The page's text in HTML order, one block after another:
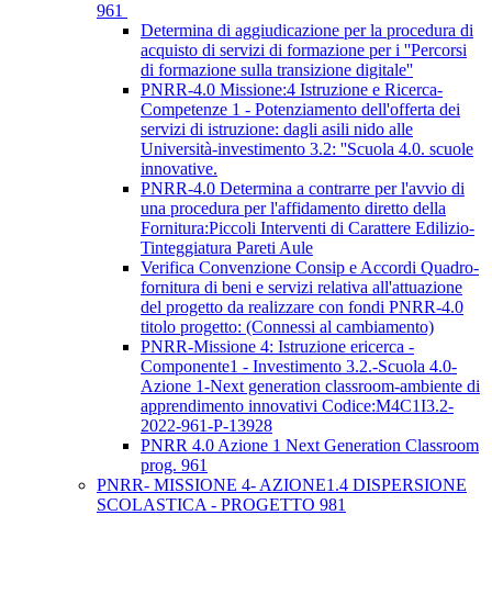
961
Determina di aggiudicazione per la procedura di
acquisto di servizi di formazione per i ''Percorsi
di formazione sulla transizione digitale''
PNRR-4.0 Missione:4 Istruzione e Ricerca-
Competenze 1 - Potenziamento dell'offerta dei
servizi di istruzione: dagli asili nido alle
Università-investimento 3.2: ''Scuola 4.0. scuole
innovative.
PNRR-4.0 Determina a contrarre per l'avvio di
una procedura per l'affidamento diretto della
Fornitura:Piccoli Interventi di Carattere Edilizio-
Tinteggiatura Pareti Aule
Verifica Convenzione Consip e Accordi Quadro-
fornitura di beni e servizi relativa all'attuazione
del progetto da realizzare con fondi PNRR-4.0
titolo progetto: (Connessi al cambiamento)
PNRR-Missione 4: Istruzione ericerca -
Componente1 - Investimento 3.2.-Scuola 4.0-
Azione 1-Next generation classroom-ambiente di
apprendimento innovativi Codice:M4C1I3.2-
2022-961-P-13928
PNRR 4.0 Azione 1 Next Generation Classroom
prog. 961
PNRR- MISSIONE 4- AZIONE1.4 DISPERSIONE
SCOLASTICA - PROGETTO 981